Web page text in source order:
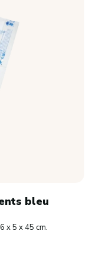
bleu
x 5 x 45 cm.